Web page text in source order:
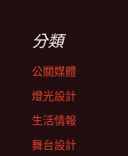
分類
公關媒體
燈光設計
生活情報
舞台設計